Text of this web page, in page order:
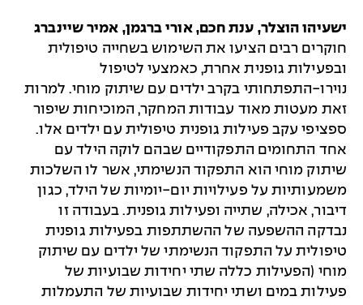
ישעיהו הוצלר, ענת חכם, אורי ברגמן, אמיר שיינברג
חוקרים רבים הציעו את השימוש בשחייה טיפולית
ובפעילות גופנית אחרת, כאמצעי לטיפול
נוירו-התפתחותי בקרב ילדים עם שיתוק מוחי. למרות
זאת מעטות מאוד עבודות המחקר, המוכיחות שיפור
ספציפי עקב פעילות גופנית טיפולית עם ילדים אלו.
אחד התחומים התפקודיים שבהם לוקה הילד עם
שיתוק מוחי הוא התפקוד הנשימתי, אשר לו השלכות
משמעותיות על פעילויות יום-יומיות של הילד, כגון
דיבור, אכילה, שתייה ופעילות גופנית. בעבודה זו
נבדקה ההשפעה של ההשתתפות בפעילות גופנית
טיפולית על התפקוד הנשימתי של ילדים עם שיתוק
מוחי (הפעילות כללה שתי יחידות שבועיות של
פעילות במים ושתי יחידות שבועיות של התעמלות